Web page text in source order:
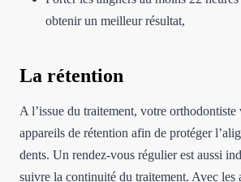
obtenir un meilleur résultat,
La rétention
A l’issue du traitement, votre
appareils de rétention afin de protéger
dents. Un rendez-vous régulier est aussi
suivre la continuité du traitement. Avec les